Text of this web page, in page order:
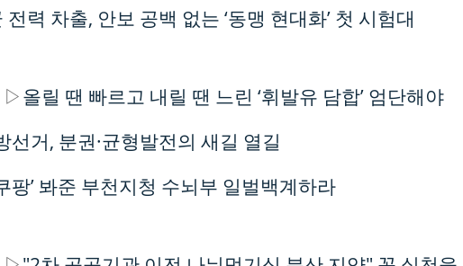
력 차출, 안보 공백 없는 ‘동맹 현대화’ 첫 시험대
▷올릴 땐 빠르고 내릴 땐 느린 ‘휘발유 담합’ 엄단해야
선거, 분권·균형발전의 새길 열길
팡’ 봐준 부천지청 수뇌부 일벌백계하라